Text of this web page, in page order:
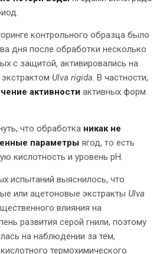
контрольного образца было
дня после обработки несколько
с защитой, активировались на
Ulva rigida. В частности,
активности активных форм
что обработка никак не
параметры ягод, то есть
кислотность и уровень pH.
испытаний выяснилось, что
или ацетоновые экстракты Ulva
влияния на
развития серой гнили, поэтому
на наблюдении за тем,
термохимического